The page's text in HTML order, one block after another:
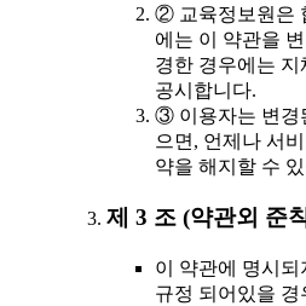
② 교육정보원은
에는 이 약관을
경한 경우에는
공시합니다.
③ 이용자는 변경
으면, 언제나 서
약을 해지할 수
제 3 조 (약관외 준
이 약관에 명시되
규정 되어있을 경